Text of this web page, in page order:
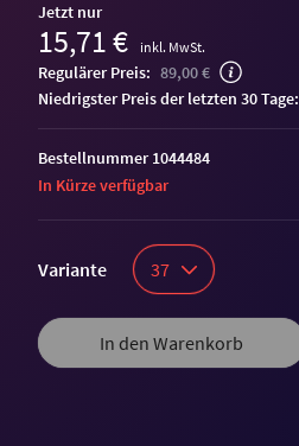
Jetzt nur
15,71 € inkl. MwSt.
Regulärer Preis: 89,00 €
niedrigster Preis der letzten 30 Tage:
Variante 37
In den Warenkorb
Bestellnummer 1044484
In Kürze verfügbar